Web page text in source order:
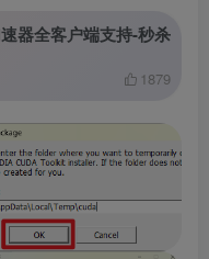
器全客户端支持-秒杀
1879